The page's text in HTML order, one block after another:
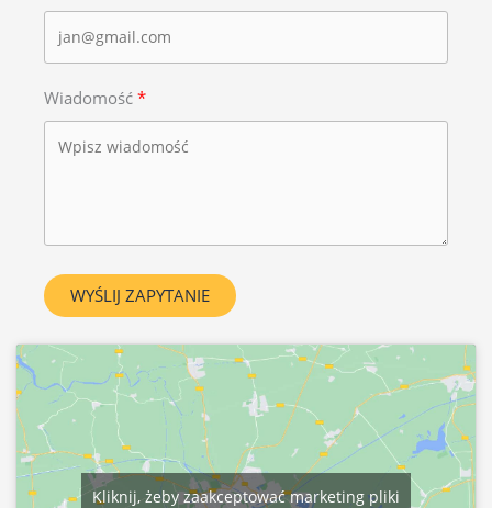
Wiadomość
WYŚLIJ ZAPYTANIE
Kliknij, żeby zaakceptować marketing pliki